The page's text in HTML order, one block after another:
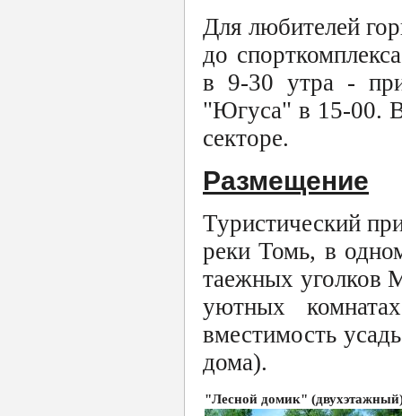
Для любителей
до
в 9-30 утра -
"Югуса" в 15-00.
секторе.
Размещение
Туристический
реки Томь, в
таежных уголков
уютных
вместимость
дома).
"Лесной домик"